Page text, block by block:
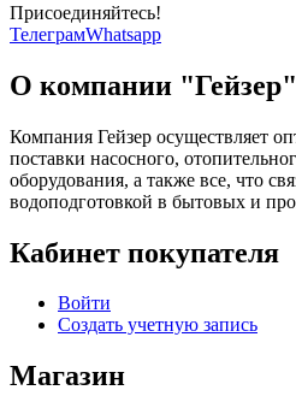
Присоединяйтесь!
ТелеграмWhatsapp
О компании "Гейзер"
Компания Гейзер осуществляет
поставки насосного,
оборудования, а также все, что
водоподготовкой в бытовых и
Кабинет покупателя
Войти
Создать учетную запись
Магазин